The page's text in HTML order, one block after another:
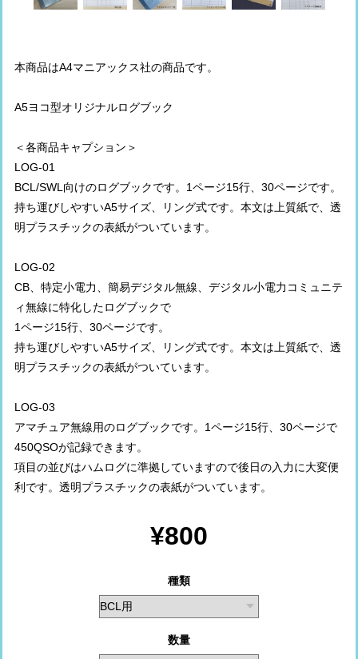
本商品はA4マニアックス社の商品です。
A5ヨコ型オリジナルログブック
＜各商品キャプション＞
LOG-01
BCL/SWL向けのログブックです。1ページ15行、30ページです。
持ち運びしやすいA5サイズ、リング式です。本文は上質紙で、透
明プラスチックの表紙がついています。
LOG-02
CB、特定小電力、簡易デジタル無線、デジタル小電力コミュニテ
ィ無線に特化したログブックで
1ページ15行、30ページです。
持ち運びしやすいA5サイズ、リング式です。本文は上質紙で、透
明プラスチックの表紙がついています。
LOG-03
アマチュア無線用のログブックです。1ページ15行、30ページで
450QSOが記録できます。
項目の並びはハムログに準拠していますので後日の入力に大変便
利です。透明プラスチックの表紙がついています。
¥800
種類
数量